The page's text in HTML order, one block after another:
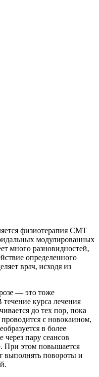
физиотерапия СМТ
модулированных
много разновидностей,
определенного
врач, исходя из
— это тоже
курса лечения
до тех пор, пока
с новокаином,
в более
пару сеансов
При этом повышается
повороты и